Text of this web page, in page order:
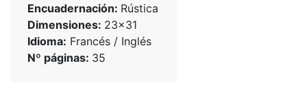
Encuadernación: Rústica
Dimensiones: 23x31
Idioma: Francés / Inglés
Nº páginas: 35